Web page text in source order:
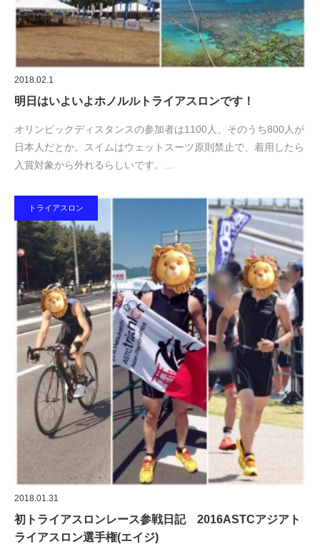
2018.02.1
明日はいよいよホノルルトライアスロンです！
オリンピックディスタンスの参加者は1100人、そのうち800人が
日本人だとか。スイムはウェットスーツ原則禁止で、着用したら
入賞対象から外れるらしいです。…
トライアスロン
2018.01.31
初トライアスロンレース参戦日記 2016ASTCアジアト
ライアスロン選手権(エイジ)